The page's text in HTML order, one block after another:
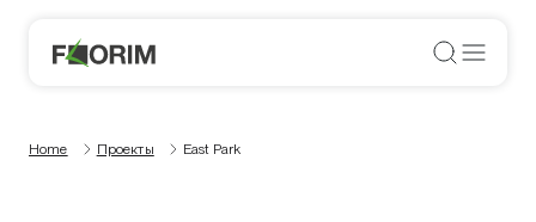
Home Проекты East Park